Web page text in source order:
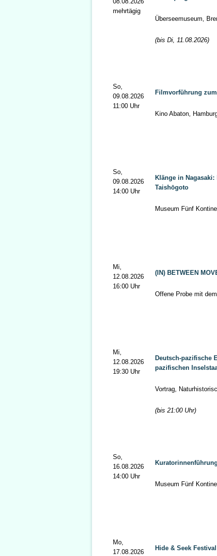
mehrtägig
Überseemuseum,
(bis Di, 11.08.2026)
So,
09.08.2026
11:00 Uhr
Filmvorführung
Kino Abaton,
So,
09.08.2026
14:00 Uhr
Klänge in
Taishōgoto
Museum Fünf
Mi,
12.08.2026
16:00 Uhr
(IN) BETWEEN
Offene Probe mit
Mi,
12.08.2026
19:30 Uhr
Deutsch-pazifische
pazifischen
Vortrag,
(bis 21:00 Uhr)
So,
16.08.2026
14:00 Uhr
Museum Fünf
Mo,
17.08.2026
Hide & Seek